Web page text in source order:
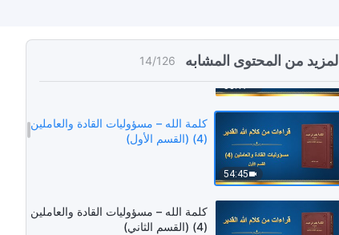
المزيد من المحتوى المشابه 14/126
58:17
54:45
كلمة الله – مسؤوليات القادة والعاملين
(4) (القسم الأول)
كلمة الله – مسؤوليات القادة والعاملين
(4) (القسم الثاني)